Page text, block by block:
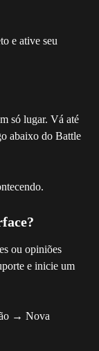
e ative seu
só lugar. Vá até
abaixo do Battle
ou opiniões
e inicie um
→ Nova